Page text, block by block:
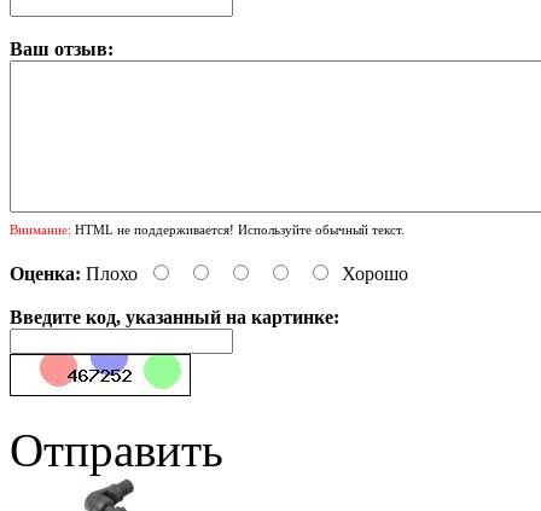
Ваш отзыв:
Внимание: HTML не поддерживается! Используйте обычный текст.
Оценка: Плохо Хорошо
Введите код, указанный на картинке:
Отправить